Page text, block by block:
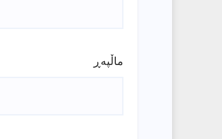
ماڵپه‌ڕ